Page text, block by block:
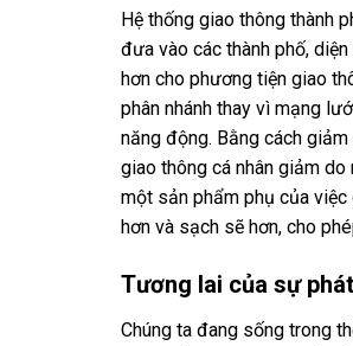
Hệ thống giao thông thành
đưa vào các thành phố,
hơn cho phương tiện giao
phân nhánh thay vì mạng
năng động. Bằng cách
giao thông cá nhân giảm
một sản phẩm phụ của việc
hơn và sạch sẽ hơn, cho
Tương lai của sự
Chúng ta đang sống trong